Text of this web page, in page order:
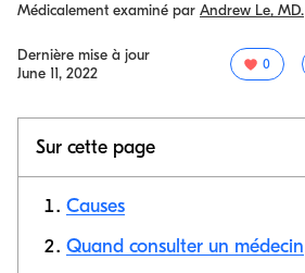
Médicalement examiné par Andrew Le, MD.
Dernière mise à jour
June 11, 2022
0
Sur cette page
Causes
Quand consulter un médecin